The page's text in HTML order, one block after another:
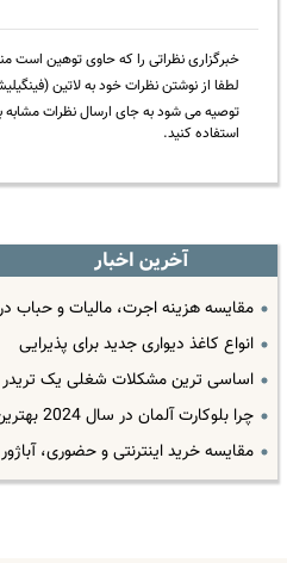
خبرگزاری نظراتی را که حاوی توهین است
لطفا از نوشتن نظرات خود به لاتین
توصیه می شود به جای ارسال نظرات مشابه
استفاده کنید.
آخرین اخبار
مقایسه هزینه اجرت، مالیات و حباب
انواع کاغذ دیواری جدید برای پذیرایی
اساسی ترین مشکلات شغلی یک
چرا بلوکارت آلمان در سال 2024 بهترین انتخاب است؟
مقایسه خرید اینترنتی و حضوری،